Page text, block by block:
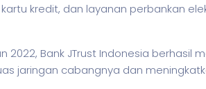
kredit, dan layanan perbankan
2022, Bank JTrust Indonesia
jaringan cabangnya dan